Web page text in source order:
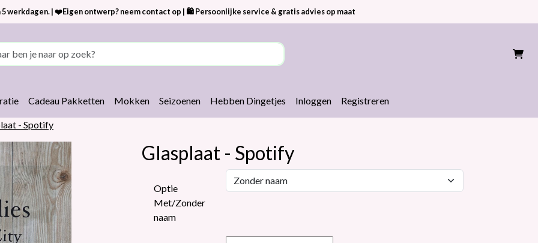
5 werkdagen. | ❤️Eigen ontwerp? neem contact op | 🛍 Persoonlijke service & gratis advies op maat
Cadeau Pakketten Mokken Seizoenen Hebben Dingetjes Inloggen Registreren
- Spotify
Glasplaat - Spotify
Optie
Met/Zonder
naam